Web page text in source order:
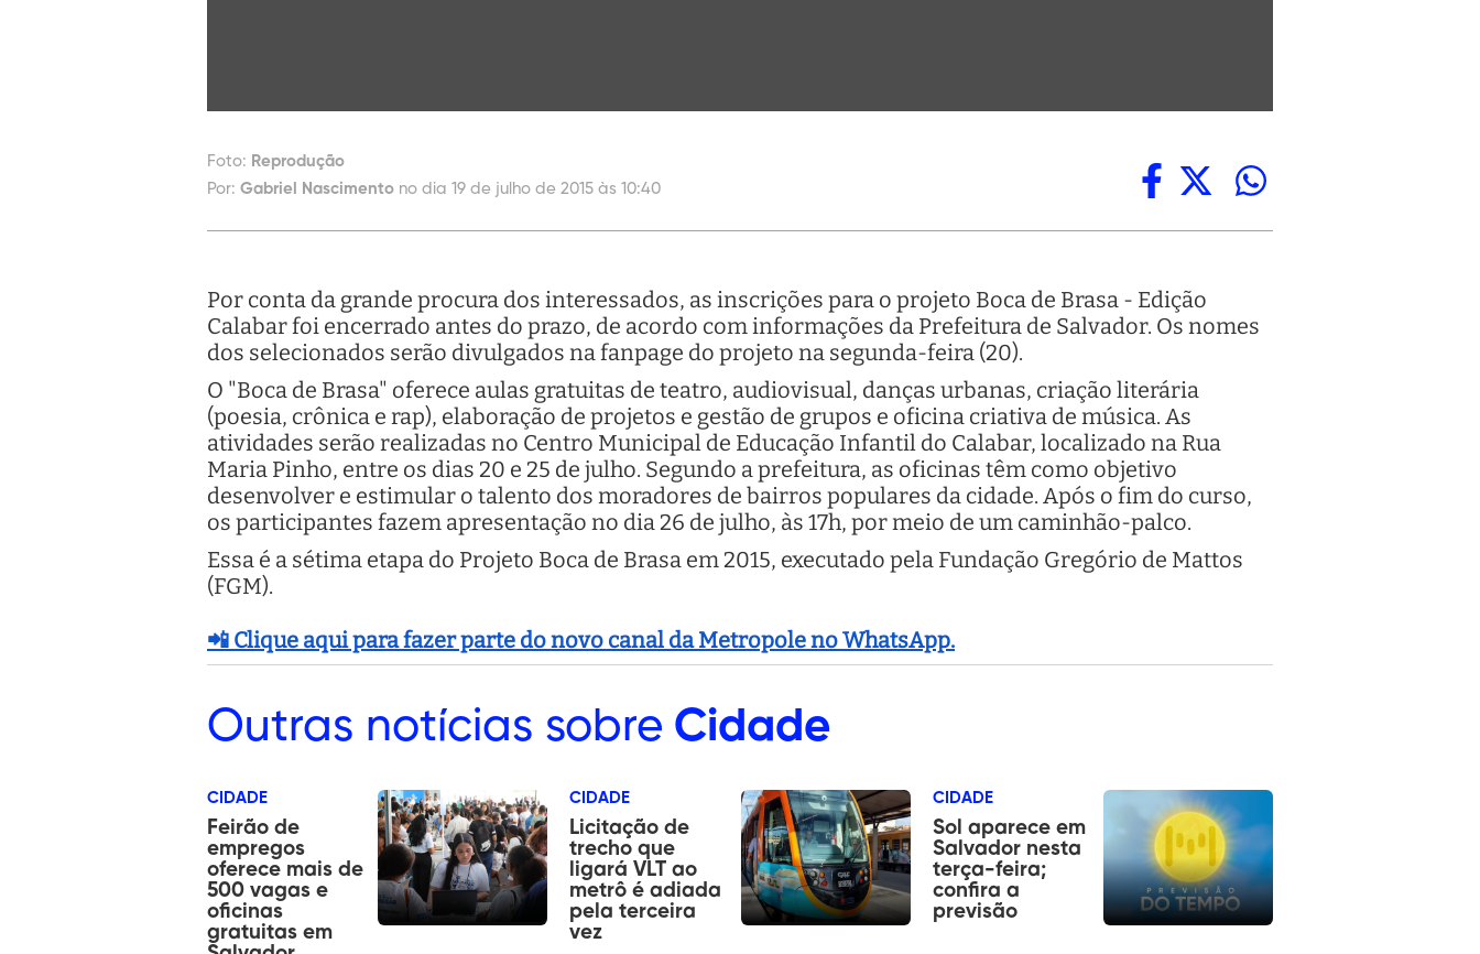
Foto: Reprodução
Por: Gabriel Nascimento no dia 19 de julho de 2015 às 10:40
Por conta da grande procura dos interessados, as inscrições para o projeto Boca de Brasa - Edição
Calabar foi encerrado antes do prazo, de acordo com informações da Prefeitura de Salvador. Os nomes
dos selecionados serão divulgados na fanpage do projeto na segunda-feira (20).
O "Boca de Brasa" oferece aulas gratuitas de teatro, audiovisual, danças urbanas, criação literária
(poesia, crônica e rap), elaboração de projetos e gestão de grupos e oficina criativa de música. As
atividades serão realizadas no Centro Municipal de Educação Infantil do Calabar, localizado na Rua
Maria Pinho, entre os dias 20 e 25 de julho. Segundo a prefeitura, as oficinas têm como objetivo
desenvolver e estimular o talento dos moradores de bairros populares da cidade. Após o fim do curso,
os participantes fazem apresentação no dia 26 de julho, às 17h, por meio de um caminhão-palco.
Essa é a sétima etapa do Projeto Boca de Brasa em 2015, executado pela Fundação Gregório de Mattos
(FGM).
📲 Clique aqui para fazer parte do novo canal da Metropole no WhatsApp.
Outras notícias sobre Cidade
CIDADE
Feirão de
empregos
oferece mais de
500 vagas e
oficinas
gratuitas em
CIDADE
Licitação de
trecho que
ligará VLT ao
metrô é adiada
pela terceira
vez
CIDADE
Sol aparece em
Salvador nesta
terça-feira;
confira a
previsão